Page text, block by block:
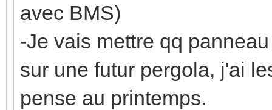
avec BMS)
-Je vais mettre qq
sur une futur pergola, j'ai
pense au printemps.